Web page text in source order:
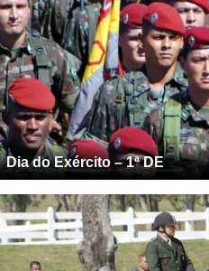
Dia do Exército – 1ª DE